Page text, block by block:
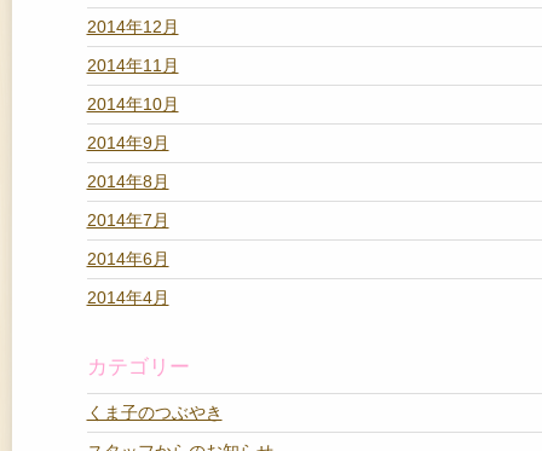
2014年12月
2014年11月
2014年10月
2014年9月
2014年8月
2014年7月
2014年6月
2014年4月
カテゴリー
くま子のつぶやき